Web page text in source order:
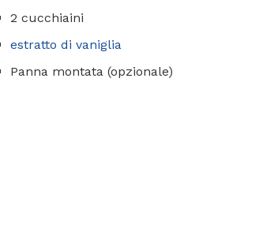
2 cucchiaini
estratto di vaniglia
Panna montata (opzionale)